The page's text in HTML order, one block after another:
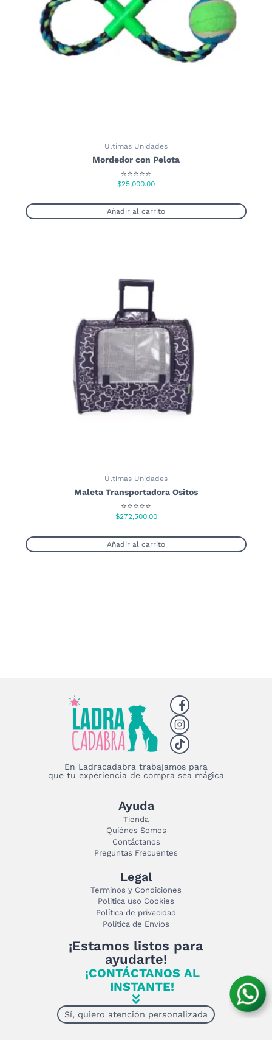
elegir
en
la
página
Últimas Unidades
Mordedor con Pelota
⭐⭐⭐⭐⭐
$25,000.00
Añadir al carrito
Últimas Unidades
Maleta Transportadora Ositos
⭐⭐⭐⭐⭐
$272,500.00
Añadir al carrito
En Ladracadabra trabajamos para
que tu experiencia de compra sea mágica
Ayuda
Tienda
Quiénes Somos
Contáctanos
Preguntas Frecuentes
Legal
Terminos y Condiciones
Politica uso Cookies
Política de privacidad
Política de Envíos
¡Estamos listos para
ayudarte!
¡CONTÁCTANOS AL
INSTANTE!
Sí, quiero atención personalizada